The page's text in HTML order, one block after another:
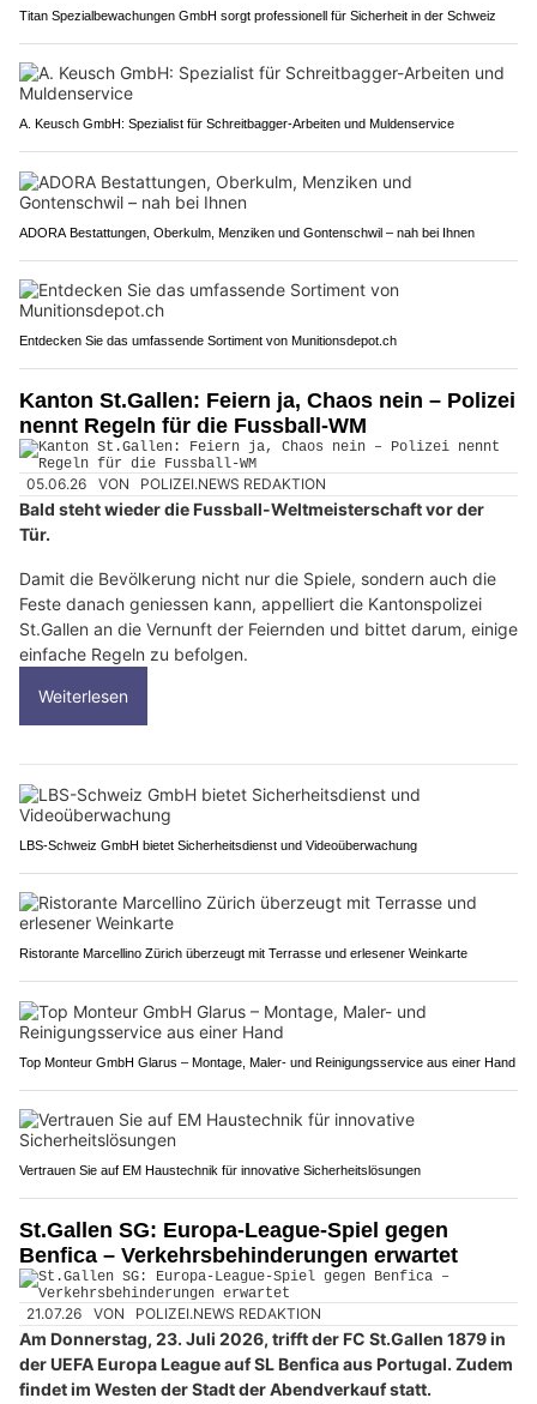
Titan Spezialbewachungen GmbH sorgt professionell für Sicherheit in der Schweiz
A. Keusch GmbH: Spezialist für Schreitbagger-Arbeiten und Muldenservice
ADORA Bestattungen, Oberkulm, Menziken und Gontenschwil – nah bei Ihnen
Entdecken Sie das umfassende Sortiment von Munitionsdepot.ch
Kanton St.Gallen: Feiern ja, Chaos nein – Polizei
nennt Regeln für die Fussball-WM
05.06.26 VON POLIZEI.NEWS REDAKTION
Bald steht wieder die Fussball-Weltmeisterschaft vor der
Tür.
Damit die Bevölkerung nicht nur die Spiele, sondern auch die
Feste danach geniessen kann, appelliert die Kantonspolizei
St.Gallen an die Vernunft der Feiernden und bittet darum, einige
einfache Regeln zu befolgen.
Weiterlesen
LBS-Schweiz GmbH bietet Sicherheitsdienst und Videoüberwachung
Ristorante Marcellino Zürich überzeugt mit Terrasse und erlesener Weinkarte
Top Monteur GmbH Glarus – Montage, Maler- und Reinigungsservice aus einer Hand
Vertrauen Sie auf EM Haustechnik für innovative Sicherheitslösungen
St.Gallen SG: Europa-League-Spiel gegen
Benfica – Verkehrsbehinderungen erwartet
21.07.26 VON POLIZEI.NEWS REDAKTION
Am Donnerstag, 23. Juli 2026, trifft der FC St.Gallen 1879 in
der UEFA Europa League auf SL Benfica aus Portugal. Zudem
findet im Westen der Stadt der Abendverkauf statt.